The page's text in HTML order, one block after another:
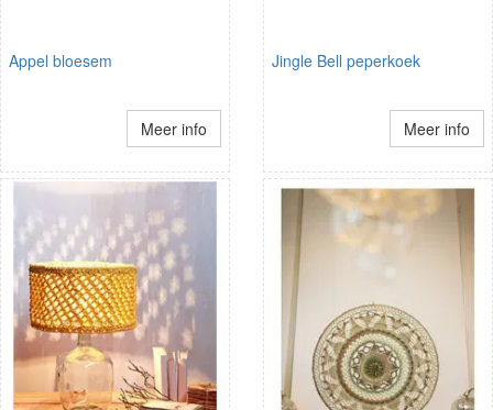
Appel bloesem
Meer info
Jingle Bell peperkoek
Meer info